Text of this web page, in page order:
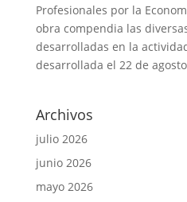
Profesionales por la
obra compendia las
desarrolladas en la
desarrollada el 22 de
Archivos
julio 2026
junio 2026
mayo 2026